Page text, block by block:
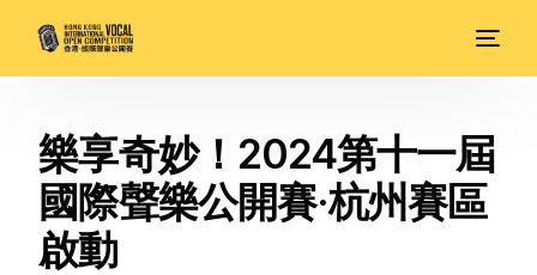
樂享奇妙！2024第十一屆
國際聲樂公開賽·杭州賽區
啟動